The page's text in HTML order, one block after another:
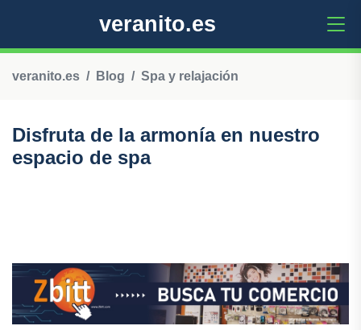
veranito.es
veranito.es Blog Spa y relajación
Disfruta de la armonía en nuestro
espacio de spa